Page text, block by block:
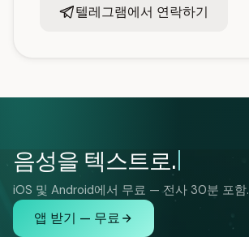
텔레그램에서 연락하기
음성을 텍스트로.
iOS 및 Android에서 무료 — 전사 30분 포함.
앱 받기 — 무료